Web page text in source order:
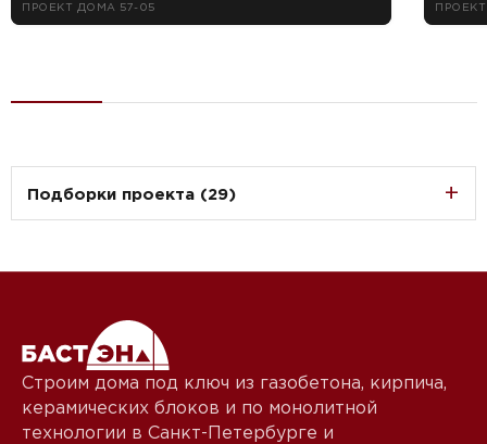
ПРОЕКТ ДОМА 57-05
Подборки проекта (29)
Строим дома под ключ из газобетона, кирпича,
керамических блоков и по монолитной
технологии в Санкт-Петербурге и